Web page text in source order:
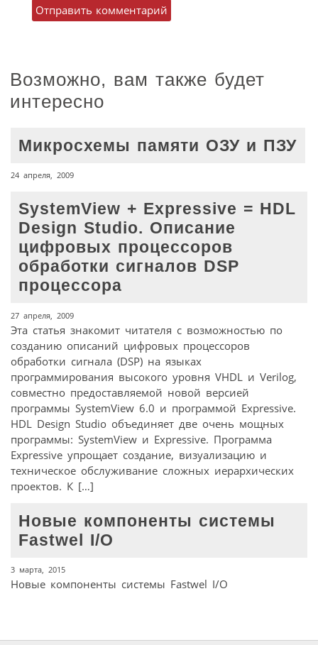
Возможно, вам также будет
интересно
Микросхемы памяти ОЗУ и ПЗУ
24 апреля, 2009
SystemView + Expressive = HDL
Design Studio. Описание
цифровых процессоров
обработки сигналов DSP
процессора
27 апреля, 2009
Эта статья знакомит читателя с возможностью по
созданию описаний цифровых процессоров
обработки сигнала (DSP) на языках
программирования высокого уровня VHDL и Verilog,
совместно предоставляемой новой версией
программы SystemView 6.0 и программой Expressive.
HDL Design Studio объединяет две очень мощных
программы: SystemView и Expressive. Программа
Expressive упрощает создание, визуализацию и
техническое обслуживание сложных иерархических
проектов. К […]
Новые компоненты системы
Fastwel I/O
3 марта, 2015
Новые компоненты системы Fastwel I/O